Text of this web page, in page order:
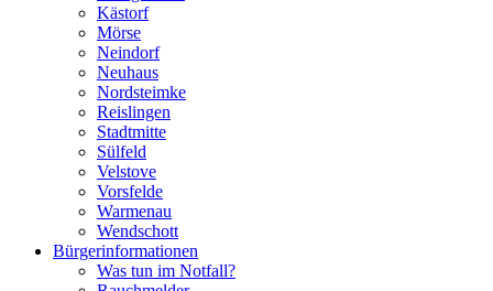
Kästorf
Mörse
Neindorf
Neuhaus
Nordsteimke
Reislingen
Stadtmitte
Sülfeld
Velstove
Vorsfelde
Warmenau
Wendschott
Bürgerinformationen
Was tun im Notfall?